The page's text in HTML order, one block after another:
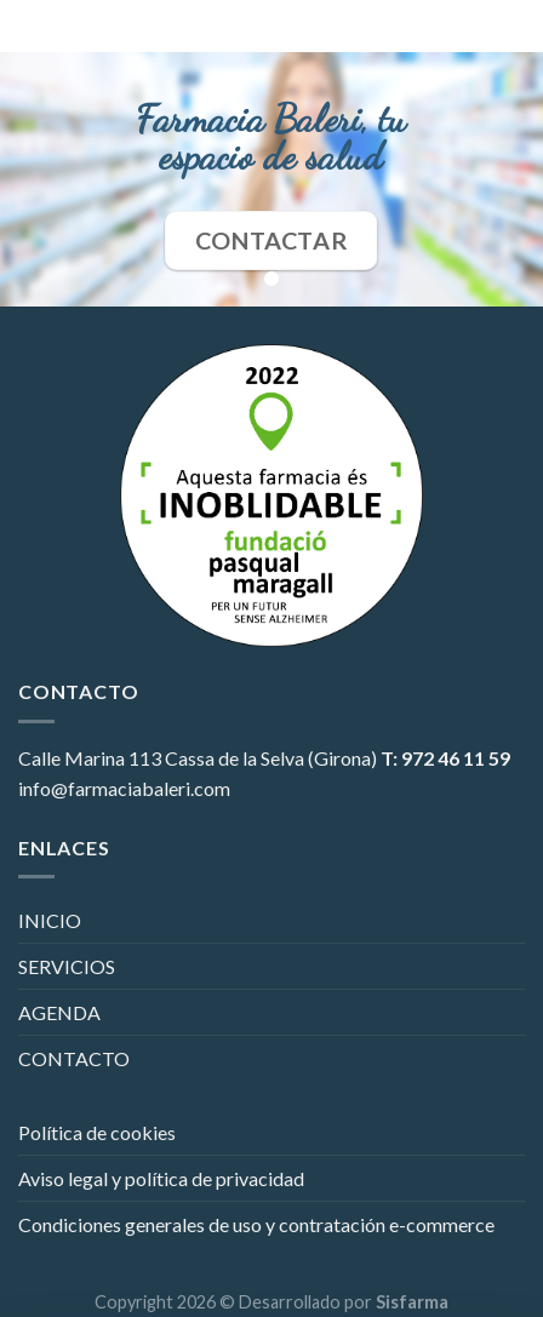
Farmacia Baleri, tu
espacio de salud
CONTACTAR
CONTACTO
Calle Marina 113Cassa de la Selva (Girona) T: 972 46 11 59
info@farmaciabaleri.com
ENLACES
INICIO
SERVICIOS
AGENDA
CONTACTO
Política de cookies
Aviso legal y política de privacidad
Condiciones generales de uso y contratación e-commerce
Copyright 2026 © Desarrollado por Sisfarma